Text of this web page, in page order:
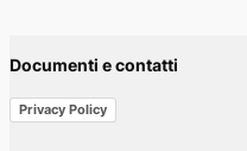
Documenti e contatti
Privacy Policy